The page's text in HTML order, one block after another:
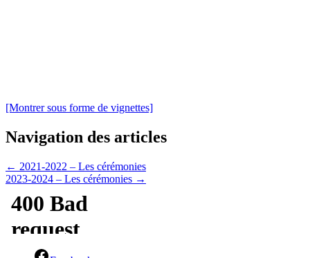
[Montrer sous forme de vignettes]
Navigation des articles
← 2021-2022 – Les cérémonies
2023-2024 – Les cérémonies →